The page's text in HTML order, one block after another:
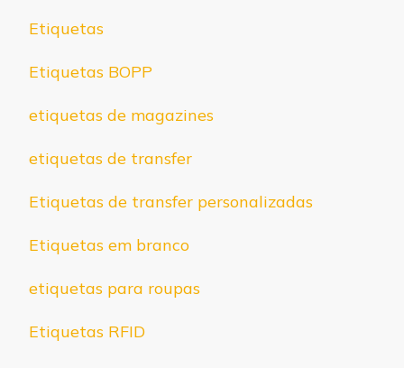
Etiquetas
Etiquetas BOPP
etiquetas de magazines
etiquetas de transfer
Etiquetas de transfer personalizadas
Etiquetas em branco
etiquetas para roupas
Etiquetas RFID